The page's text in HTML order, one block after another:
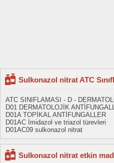
Sulkonazol nitrat ATC
ATC SINIFLAMASI - D -
D01 DERMATOLOJİK
D01A TOPİKAL ANTİFUNGALLER
D01AC İmidazol ve triazol türevleri
D01AC09 sulkonazol nitrat
Sulkonazol nitrat etkin